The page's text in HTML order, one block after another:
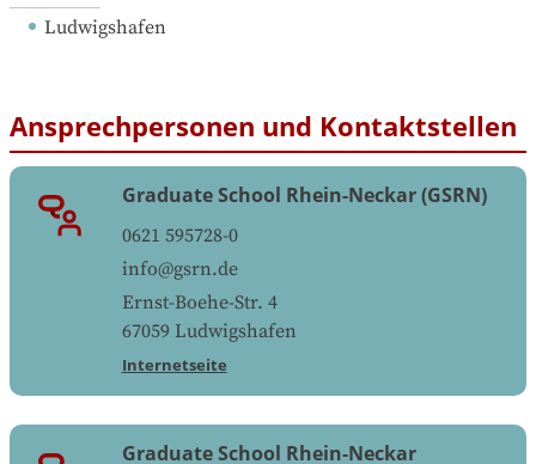
Ludwigshafen
Ansprechpersonen und Kontaktstellen
Graduate School Rhein-Neckar (GSRN)
0621 595728-0
info@gsrn.de
Ernst-Boehe-Str. 4
67059 Ludwigshafen
Internetseite
Graduate School Rhein-Neckar